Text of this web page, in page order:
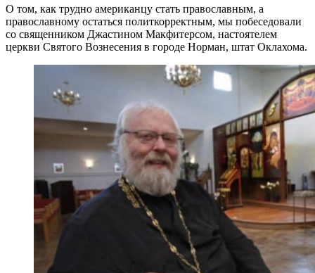
О том, как трудно американцу стать православным, а
православному остаться политкорректным, мы побеседовали
со священником Джастином Макфитерсом, настоятелем
церкви Святого Вознесения в городе Норман, штат Оклахома.